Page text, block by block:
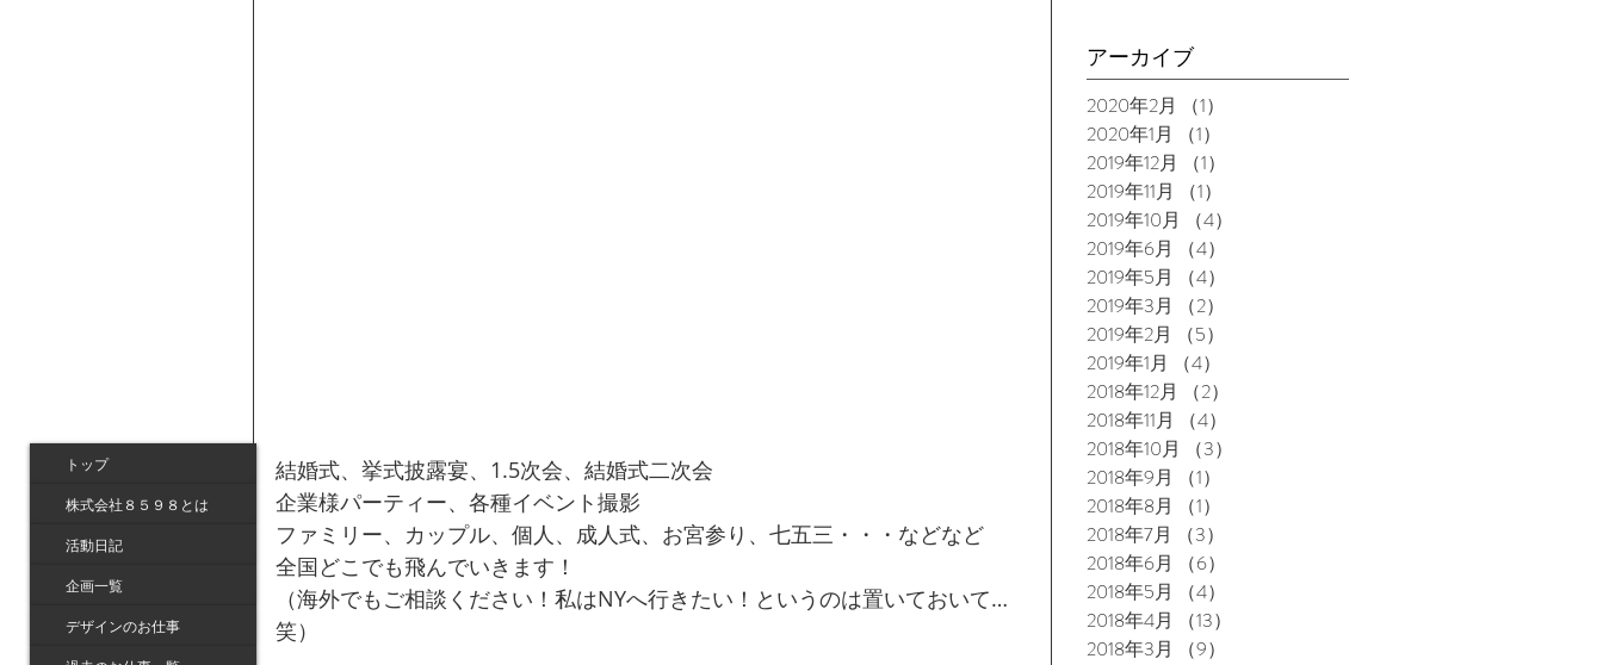
トップ
株式会社８５９８とは
活動日記
企画一覧
デザインのお仕事
結婚式、挙式披露宴、1.5次会、結婚式二次会
企業様パーティー、各種イベント撮影
ファミリー、カップル、個人、成人式、お宮参り、七五三・・・などなど
全国どこでも飛んでいきます！
（海外でもご相談ください！私はNYへ行きたい！というのは置いておいて…
笑）
アーカイブ
2020年2月 （1）
2020年1月
（1）
2019年12月
（1）
2019年11月
（1）
2019年10月
（4）
2019年6月
（4）
2019年5月
（4）
2019年3月
（2）
2019年2月
（5）
2019年1月
（4）
2018年12月
（2）
2018年11月
（4）
2018年10月
（3）
2018年9月
（1）
2018年8月
（1）
2018年7月
（3）
2018年6月
（6）
2018年5月
（4）
2018年4月
（13）
2018年3月
（9）